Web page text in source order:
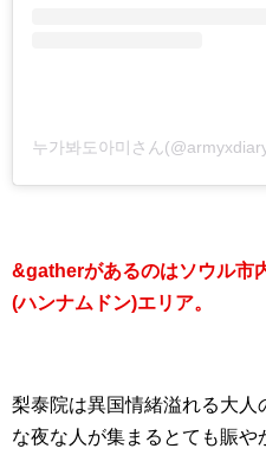
누가봐도아미さん
&gatherがあるのはソウル市
(ハンナムドン)エリア。
梨泰院は異国情緒溢れる大
な夜な人が集まるとても賑や